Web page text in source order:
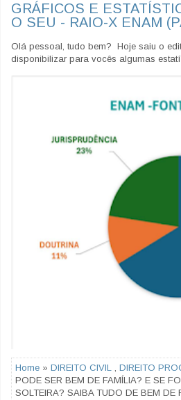
GRÁFICOS E
O SEU - RAIO-X ENAM
Olá pessoal, tudo bem? Hoje saiu o
disponibilizar para vocês algumas
Home » DIREITO CIVIL , DIREITO
PODE SER BEM DE FAMÍLIA? E SE
SOLTEIRA? SAIBA TUDO DE BEM DE